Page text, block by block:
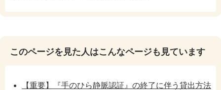
このページを見た人はこんなページも見ています
【重要】『手のひら静脈認証』の終了に伴う貸出方法